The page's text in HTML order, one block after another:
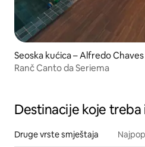
Seoska kućica – Alfredo Chaves
Ranč Canto da Seriema
Destinacije koje treba
Druge vrste smještaja